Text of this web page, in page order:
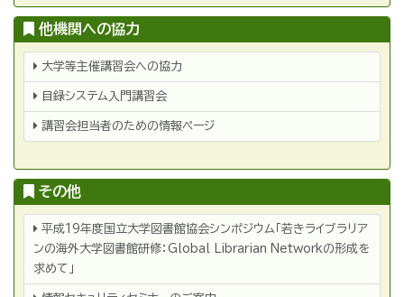
他機関への協力
機
関
へ
の
協
力
大学等主催講習会への協力
目録システム入門講習会
講習会担当者のための情報ページ
その他
の
他
平成19年度国立大学図書館協会シンポジウム「若きライブラリア
ンの海外大学図書館研修：Global Librarian Networkの形成を
求めて」